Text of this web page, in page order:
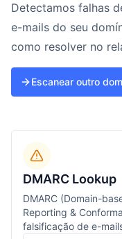
Detectamos falhas
e-mails do seu
como resolver no
Escanear outro
DMARC Lookup
DMARC (Domain-
Reporting &
falsificação de e-